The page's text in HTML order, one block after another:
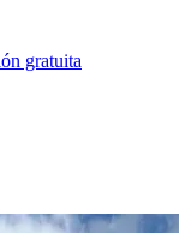
gratuita